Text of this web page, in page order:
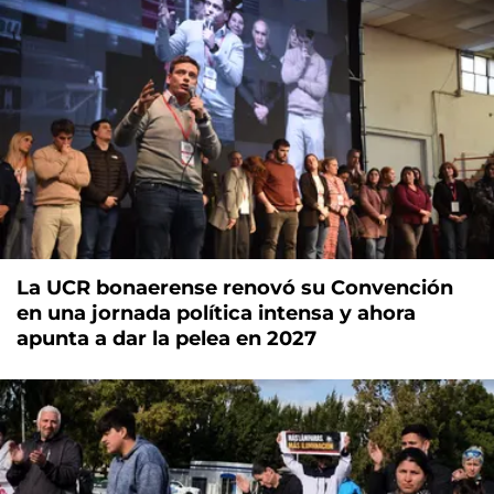
La UCR bonaerense renovó su Convención
en una jornada política intensa y ahora
apunta a dar la pelea en 2027